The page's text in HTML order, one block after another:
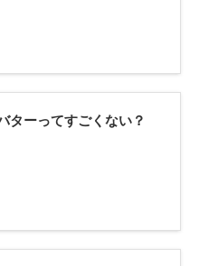
ターってすごくない？